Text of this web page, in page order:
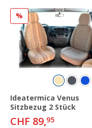
%
Ideatermica Venus
Sitzbezug 2 Stück
CHF 89,95